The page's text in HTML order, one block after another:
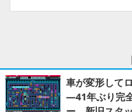
車が変形して
―41年ぶり完